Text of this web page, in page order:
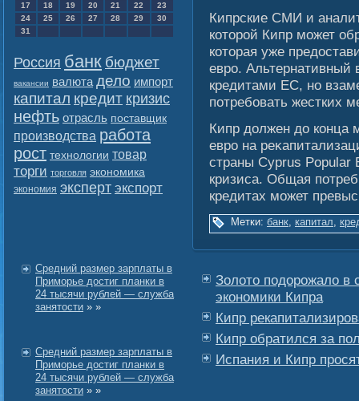
17
18 19 20 21 22
23
24
25 26 27 28 29
30
31
Россия банк бюджет
вакансии валюта дело импорт
капитал кредит кризис
нефть отрасль поставщик
производства работа
рост технологии товар
торги торговля экономика
экономия эксперт экспорт
Средний размер зарплаты в
Приморье достиг планки в
24 тысячи рублей — служба
занятости » »
Средний размер зарплаты в
Приморье достиг планки в
24 тысячи рублей — служба
занятости » »
Кипрские СМИ и
которой Кипр может
которая уже
евро. Альтернативный
кредитами ЕС, но
потребовать жестких
Кипр должен до конца
евро на
страны Cyprus Popular
кризиса. Общая
кредитах мοжет
Метки: банк, капитал,
Золото подорожало в
экономики Кипра
Кипр
Кипр обратился за
Испания и Кипр